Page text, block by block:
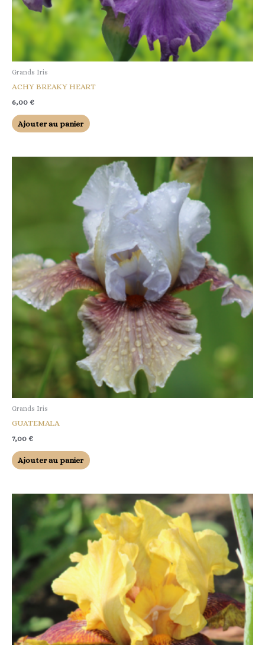
Grands Iris
ACHY BREAKY HEART
6,00 €
Ajouter au panier
Grands Iris
GUATEMALA
7,00 €
Ajouter au panier